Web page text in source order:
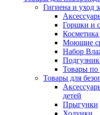
Гигиена и уход
Горшки и
Моющие
Набор
Товары по
Товары для
детей
Прыгунки
Ходунки